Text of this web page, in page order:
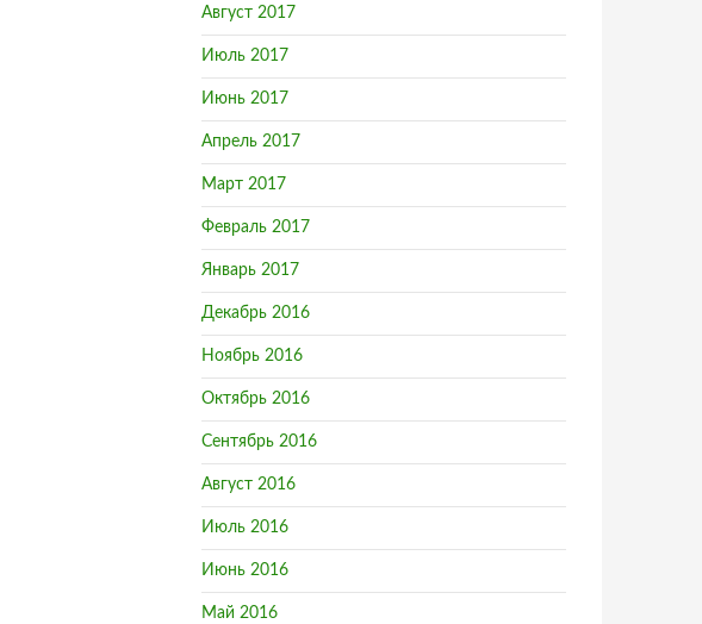
Август 2017
Июль 2017
Июнь 2017
Апрель 2017
Март 2017
Февраль 2017
Январь 2017
Декабрь 2016
Ноябрь 2016
Октябрь 2016
Сентябрь 2016
Август 2016
Июль 2016
Июнь 2016
Май 2016